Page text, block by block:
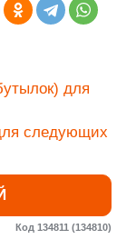
для
следующих
Код 134811 (134810)